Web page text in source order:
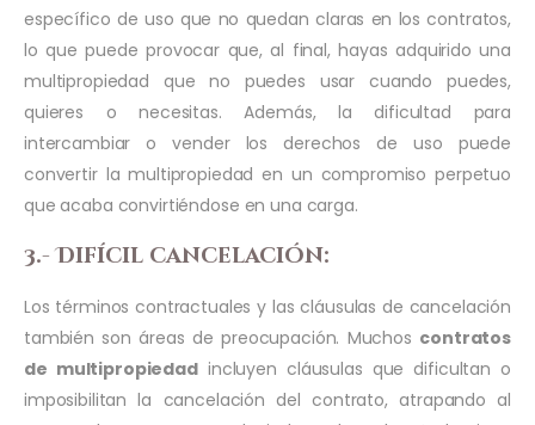
específico de uso que no quedan claras en los contratos,
lo que puede provocar que, al final, hayas adquirido una
multipropiedad que no puedes usar cuando puedes,
quieres o necesitas. Además, la dificultad para
intercambiar o vender los derechos de uso puede
convertir la multipropiedad en un compromiso perpetuo
que acaba convirtiéndose en una carga.
3.- Difícil cancelación:
Los términos contractuales y las cláusulas de cancelación
también son áreas de preocupación. Muchos contratos
de multipropiedadincluyen cláusulas que dificultan o
imposibilitan la cancelación del contrato, atrapando al